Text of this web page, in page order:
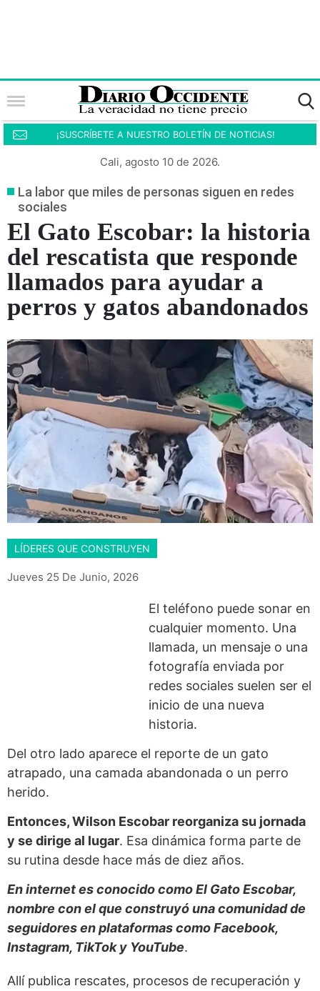
¡SUSCRÍBETE A NUESTRO BOLETÍN DE NOTICIAS!
Cali, agosto 10 de 2026.
La labor que miles de personas siguen en redes
sociales
El Gato Escobar: la historia
del rescatista que responde
llamados para ayudar a
perros y gatos abandonados
LÍDERES QUE CONSTRUYEN
Jueves 25 De Junio, 2026
El teléfono puede sonar en
cualquier momento. Una
llamada, un mensaje o una
fotografía enviada por
redes sociales suelen ser el
inicio de una nueva
historia.
Del otro lado aparece el reporte de un gato
atrapado, una camada abandonada o un perro
herido.
Entonces, Wilson Escobar reorganiza su jornada
y se dirige al lugar. Esa dinámica forma parte de
su rutina desde hace más de diez años.
En internet es conocido como El Gato Escobar,
nombre con el que construyó una comunidad de
seguidores en plataformas como Facebook,
Instagram, TikTok y YouTube.
Allí publica rescates, procesos de recuperación y